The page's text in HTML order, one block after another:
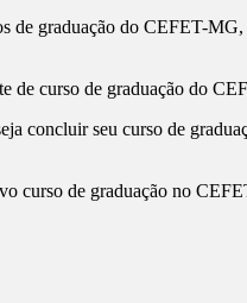
de graduação do CEFET-
de curso de graduação do
concluir seu curso de
curso de graduação no